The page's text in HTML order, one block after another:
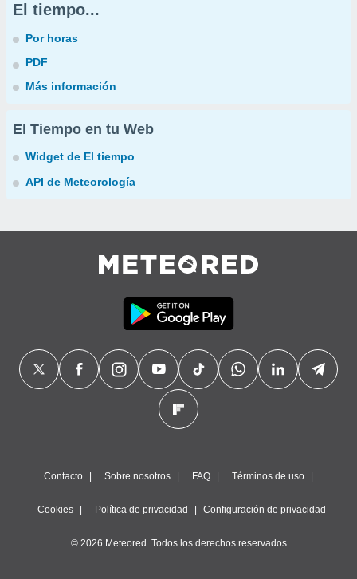
El tiempo...
Por horas
PDF
Más información
El Tiempo en tu Web
Widget de El tiempo
API de Meteorología
Contacto Sobre nosotros FAQ Términos de uso
Cookies Política de privacidad Configuración de privacidad
© 2026 Meteored. Todos los derechos reservados